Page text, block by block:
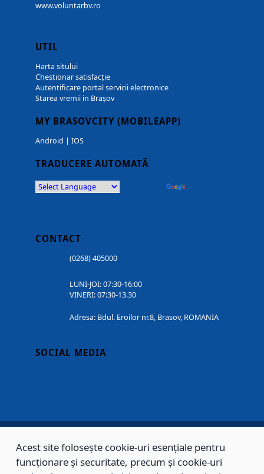
www.voluntarbv.ro
UTIL
Harta sitului
Chestionar satisfacție
Autentificare portal servicii electronice
Starea vremii in Brașov
MY BRASOVCITY (MOBILEAPP)
Android | IOS
TRADUCERE AUTOMATĂ
CONTACT
(0268) 405000
LUNI-JOI: 07:30-16:00
VINERI: 07:30-13.30
Adresa: Bdul. Eroilor nr.8, Brasov, ROMANIA
SOCIAL MEDIA
Copyright © 2002 - 2026 - PRIMĂRIA MUNICIPIULUI BRAȘOV, toate drepturile
Acest site folosește cookie-uri esențiale pentru
funcționare și securitate, precum și cookie-uri